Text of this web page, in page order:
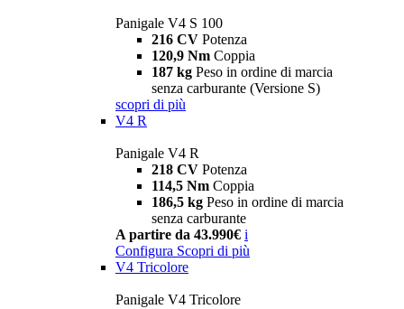
Panigale V4 S 100
216 CV Potenza
120,9 Nm Coppia
187 kg Peso in ordine di marcia
senza carburante (Versione S)
scopri di più
V4 R
Panigale V4 R
218 CV Potenza
114,5 Nm Coppia
186,5 kg Peso in ordine di marcia
senza carburante
A partire da 43.990€ i
Configura Scopri di più
V4 Tricolore
Panigale V4 Tricolore